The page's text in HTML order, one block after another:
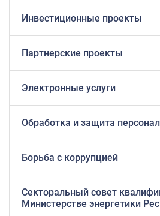
Инвестиционные проекты
Партнерские проекты
Электронные услуги
Обработка и защита
Борьба с коррупцией
Секторальный совет
Министерстве энергетики